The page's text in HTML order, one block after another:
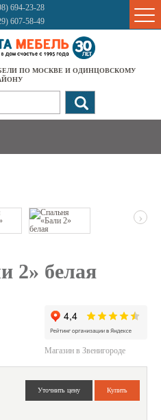
694-23-28
607-58-49
ПО МОСКВЕ И ОДИНЦОВСКОМУ
›
2» белая
Магазин в Звенигороде